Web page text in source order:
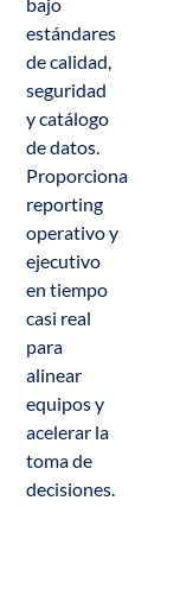
estándares
de calidad,
seguridad
y catálogo
de datos.
Proporciona
reporting
operativo y
ejecutivo
en tiempo
casi real
para
alinear
equipos y
acelerar la
toma de
decisiones.